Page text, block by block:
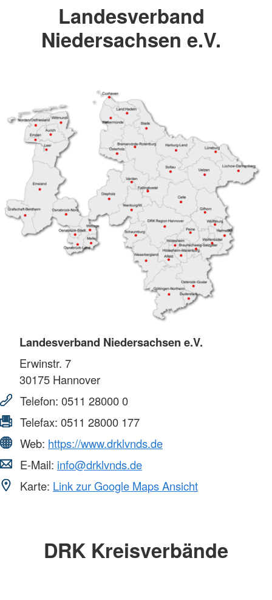
Landesverband
Niedersachsen e.V.
Landesverband Niedersachsen e.V.
Erwinstr. 7
30175 Hannover
Telefon: 0511 28000 0
Telefax: 0511 28000 177
Web: https://www.drklvnds.de
E-Mail: info@drklvnds.de
Karte: Link zur Google Maps Ansicht
DRK Kreisverbände